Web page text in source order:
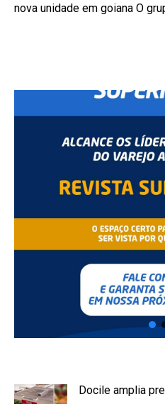
nova unidade em goiana O
Docile amplia